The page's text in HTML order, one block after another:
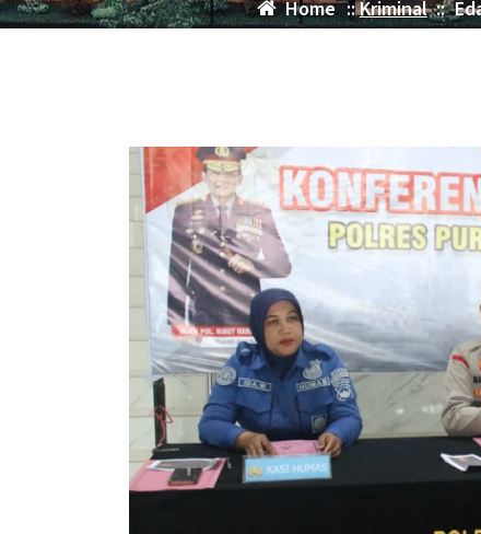
Home ::Kriminal::